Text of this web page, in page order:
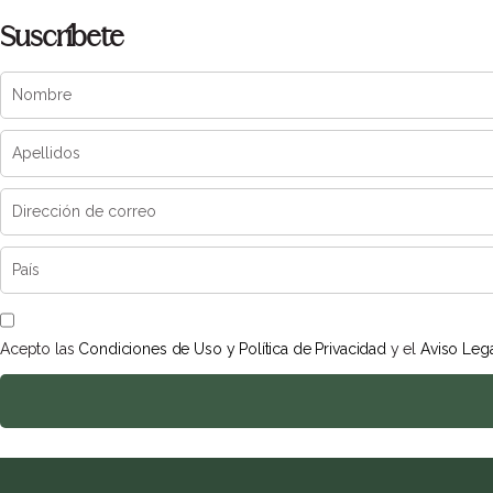
Suscríbete
Acepto las Condiciones de Uso y Política de Privacidad y elAviso